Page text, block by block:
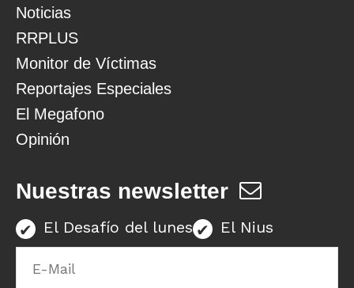
Noticias
RRPLUS
Monitor de Víctimas
Reportajes Especiales
El Megafono
Opinión
Nuestras newsletter
El Desafío del lunes El Nius